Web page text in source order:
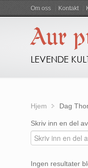
Om oss Kontakt
Aur
LEVENDE
Hjem Dag
Skriv inn en del
Ingen resultater